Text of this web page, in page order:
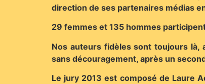
direction de ses partenaires médias
29 femmes et 135 hommes
Nos auteurs fidèles sont toujours là,
sans découragement, après un
Le jury 2013 est composé de Laure